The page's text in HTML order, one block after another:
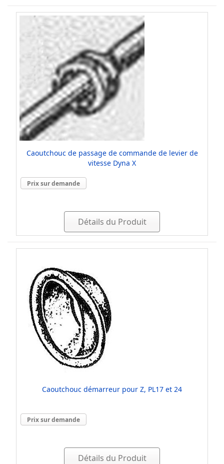
Caoutchouc de passage de commande de levier de
vitesse Dyna X
Prix sur demande
Détails du Produit
Caoutchouc démarreur pour Z, PL17 et 24
Prix sur demande
Détails du Produit